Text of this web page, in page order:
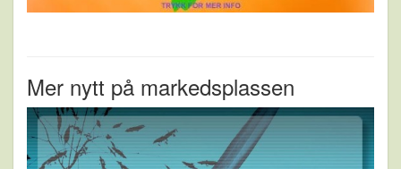
Mer nytt på markedsplassen